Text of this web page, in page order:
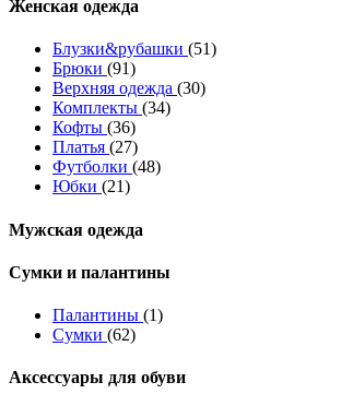
Женская одежда
Блузки&рубашки (51)
Брюки (91)
Верхняя одежда (30)
Комплекты (34)
Кофты (36)
Платья (27)
Футболки (48)
Юбки (21)
Мужская одежда
Сумки и палантины
Палантины (1)
Сумки (62)
Аксессуары для обуви